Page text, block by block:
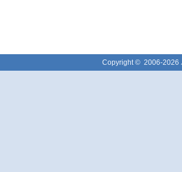
Copyright © 2006-2026